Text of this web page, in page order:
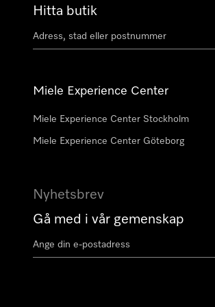
Hitta butik
Miele Experience Center
Miele Experience Center Stockholm
Miele Experience Center Göteborg
Nyhetsbrev
Gå med i vår gemenskap